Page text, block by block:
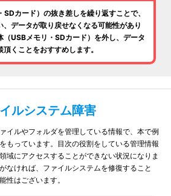
カード）の抜き差しを繰り返すことで、
データが取り戻せなくなる可能性があり
（USBメモリ・SDカード）を外し、データ
くことをおすすめします。
ルシステム障害
イルやフォルダを管理している情報で、本で例
もっています。目次の役割をしている管理情報
域にアクセスすることができない状況になりま
なければ、ファイルシステムを修復すること
性はございます。